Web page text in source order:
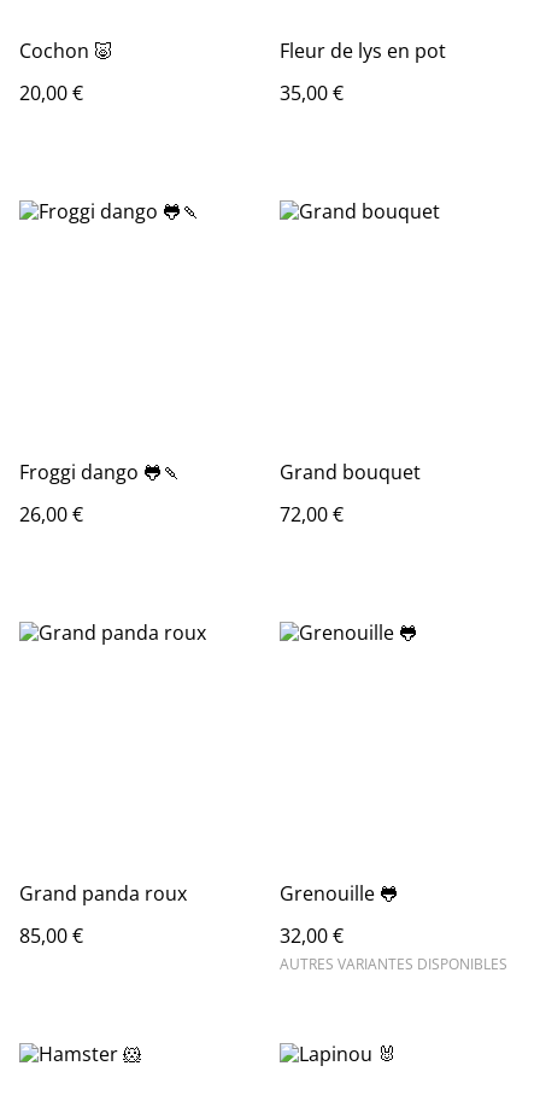
Cochon 🐷
20,00 €
Fleur de lys en pot
35,00 €
Froggi dango 🐸🍡
26,00 €
Grand bouquet
72,00 €
Grand panda roux
85,00 €
Grenouille 🐸
32,00 €
AUTRES VARIANTES DISPONIBLES